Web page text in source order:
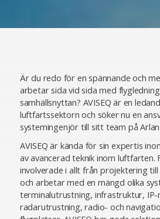
Är du redo för en spännande och
arbetar sida vid sida med
samhällsnyttan? AVISEQ är en
luftfartssektorn och söker nu en
systemingenjör till sitt team på
AVISEQ är kända för sin expertis
av avancerad teknik inom luftfarten.
involverade i allt från projektering
och arbetar med en mängd olika
terminalutrustning, infrastruktur, IP-
radarutrustning, radio- och